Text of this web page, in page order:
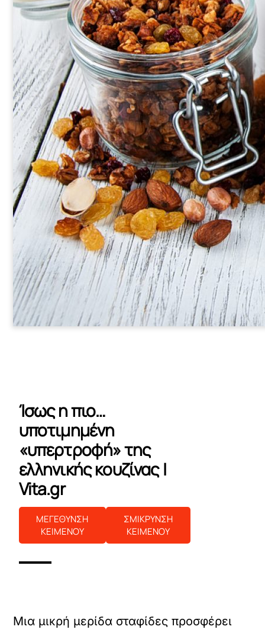
Ίσως η πιο…
υποτιμημένη
«υπερτροφή» της
ελληνικής κουζίνας |
Vita.gr
ΜΕΓΕΘΥΝΣΗ
ΚΕΙΜΕΝΟΥ
ΣΜΙΚΡΥΝΣΗ
ΚΕΙΜΕΝΟΥ
Μια μικρή μερίδα σταφίδες προσφέρει